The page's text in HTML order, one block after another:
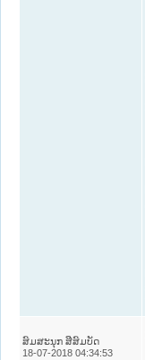
ສົມສະນຸກ ສີສົມບັດ
18-07-2018 04:34:53